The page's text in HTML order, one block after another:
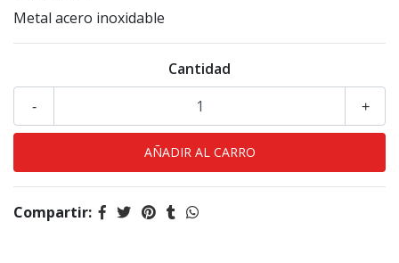
Metal acero inoxidable
Cantidad
+
-
Compartir: